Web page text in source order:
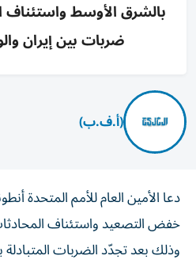
بالشرق الأوسط واستئناف
ضربات بين إيران
(أ.ف.ب)
دعا الأمين العام للأمم المتحدة
خفض التصعيد واستئناف
وذلك بعد تجدّد الضربات المتبادلة